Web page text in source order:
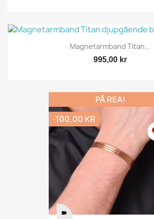
Magnetarmband Titan...
995,00 kr
PÅ REA!
-100,00 KR